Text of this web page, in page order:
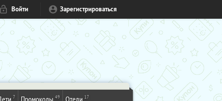
Войти Зарегистрироваться
7 Промокоды 49 Отели 17